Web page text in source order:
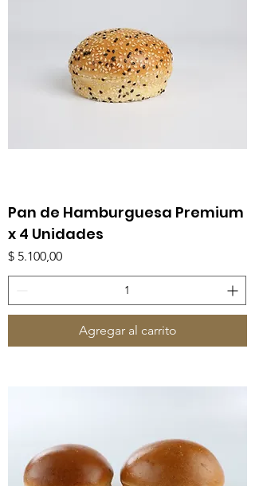
Pan de Hamburguesa Premium
x 4 Unidades
Precio
$ 5.100,00
Agregar al carrito